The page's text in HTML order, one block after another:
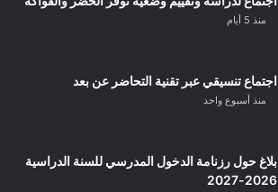
منذ 5 أيام
اجتماع تنسيقي عبر تقنية التحاضر عن بعد
منذ أسبوع واحد
بلاغ حول رزنامة الدخول المدرسي للسنة الدراسية
2026-2027